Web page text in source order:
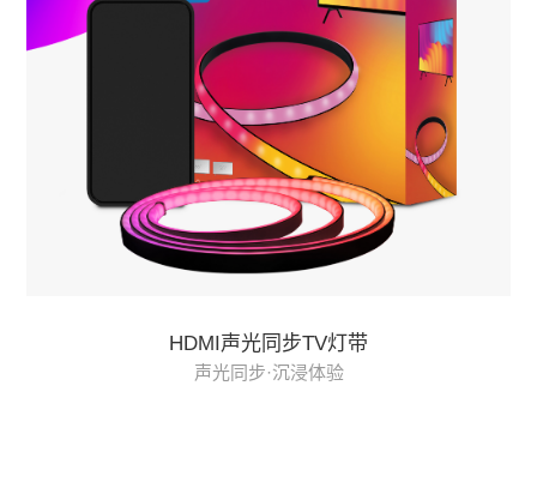
HDMI声光同步TV灯带
声光同步·沉浸体验